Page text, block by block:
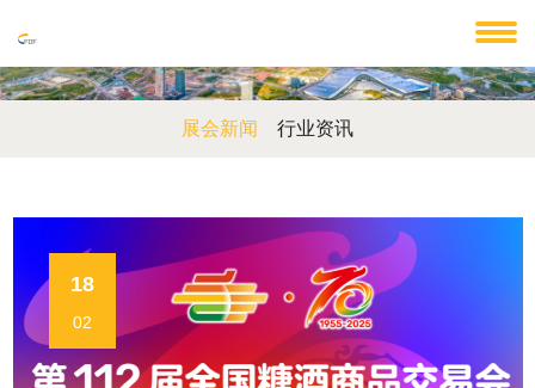
展会新闻 行业资讯
18
02